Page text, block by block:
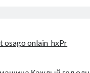
osago onlain_hxPr